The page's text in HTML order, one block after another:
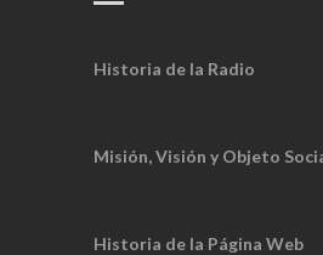
Historia de la Radio
Misión, Visión y Objeto
Historia de la Página Web